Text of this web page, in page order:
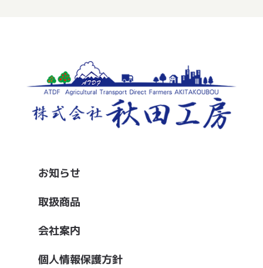
お知らせ
取扱商品
会社案内
個人情報保護方針